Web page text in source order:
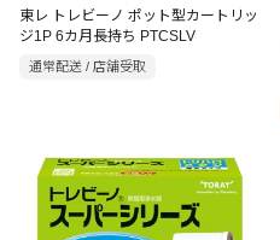
東レ トレビーノ ポット型カートリッ
ジ1P 6カ月長持ち PTCSLV
通常配送 / 店舗受取